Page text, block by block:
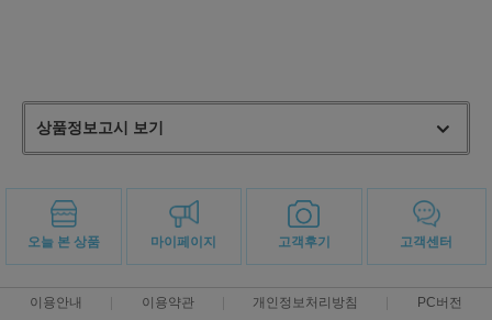
상품정보고시 보기
오늘 본 상품 마이페이지 고객후기 고객센터
이용안내 이용약관 개인정보처리방침 PC버전